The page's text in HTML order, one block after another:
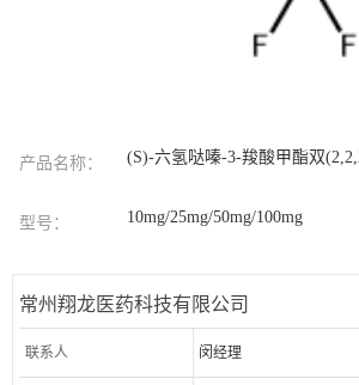
产品名称： (S)-六氢哒嗪-3-羧酸甲酯双
型号： 10mg/25mg/50mg/100mg
常州翔龙医药科技有限公司
联系人 闵经理